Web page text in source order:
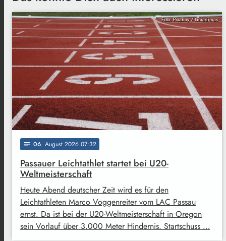
Foto: Pixabay / taniadimas
notes 06. August 2026 07:32
Passauer Leichtathlet startet bei U20-
Weltmeisterschaft
Heute Abend deutscher Zeit wird es für den
Leichtathleten Marco Voggenreiter vom LAC Passau
ernst. Da ist bei der U20-Weltmeisterschaft in Oregon
sein Vorlauf über 3.000 Meter Hindernis. Startschuss …